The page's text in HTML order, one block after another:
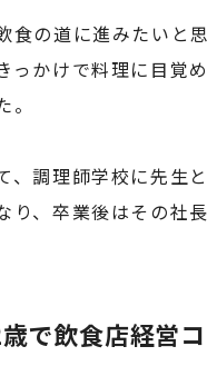
食の道に進みたいと
っかけで料理に目覚
。
、調理師学校に先生
り、卒業後はその社
で飲食店経営